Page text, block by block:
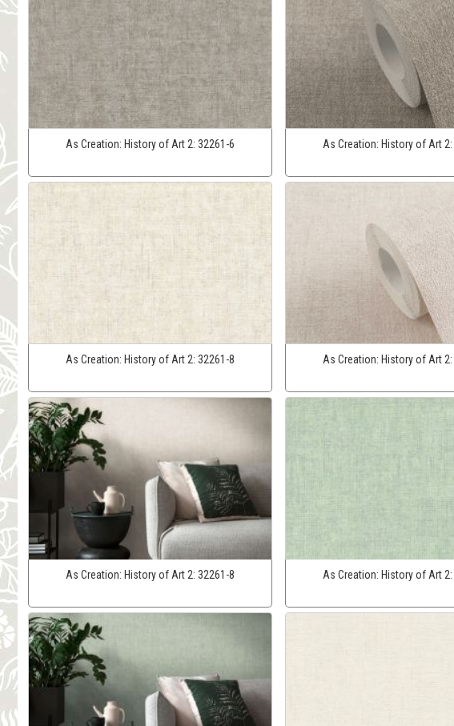
As Creation: History of Art 2: 32261-6 As Creation: History of Art 2:
As Creation: History of Art 2: 32261-8 As Creation: History of Art 2:
As Creation: History of Art 2: 32261-8 As Creation: History of Art 2: